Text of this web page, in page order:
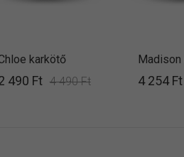
karkötő
490 Ft 4 490 Ft 4 254 Ft